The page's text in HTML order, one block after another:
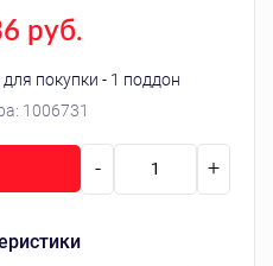
1006731
руб.
покупки - 1 поддон
- +